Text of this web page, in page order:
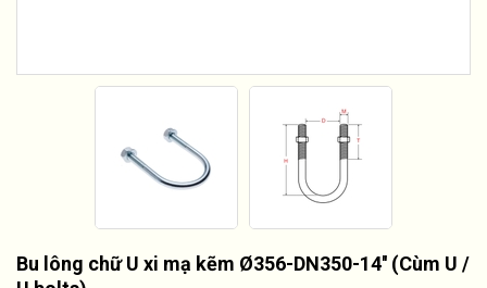
Bu lông chữ U xi mạ kẽm Ø356-DN350-14'' (Cùm U /